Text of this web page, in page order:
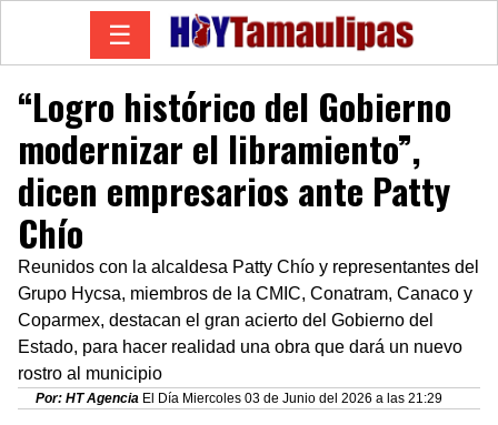
☰
“Logro histórico del Gobierno
modernizar el libramiento”,
dicen empresarios ante Patty
Chío
Reunidos con la alcaldesa Patty Chío y representantes del
Grupo Hycsa, miembros de la CMIC, Conatram, Canaco y
Coparmex, destacan el gran acierto del Gobierno del
Estado, para hacer realidad una obra que dará un nuevo
rostro al municipio
Por: HT Agencia El Día Miercoles 03 de Junio del 2026 a las 21:29